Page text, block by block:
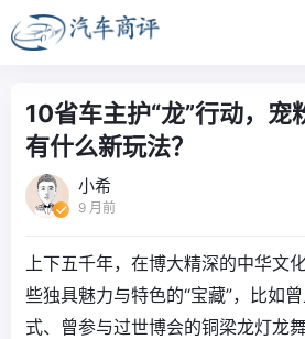
10省车主护“龙”行动，宠
有什么新玩法？
小希
9 月前
上下五千年，在博大精深的中华文
些独具魅力与特色的“宝藏”，比如
式、曾参与过世博会的铜梁龙灯龙